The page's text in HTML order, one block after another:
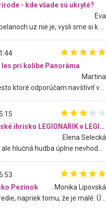
- kde všade sú ukryté?
Eva
les pri kolibe Panoráma
Martina
Vnútorné detské ihrisko LEGIONARIK v LEGIA Fitness
Elena Selecká
Pezinok
. Monika Lipovská